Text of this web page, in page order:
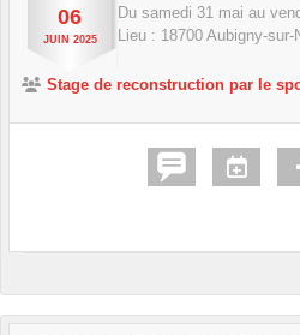
06
JUIN 2025
Du samedi 31 mai au
Lieu : 18700 Aubigny-sur-
Stage de reconstruction par le